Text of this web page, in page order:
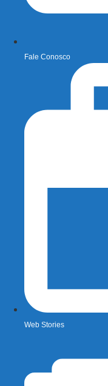
Fale Conosco
Web Stories